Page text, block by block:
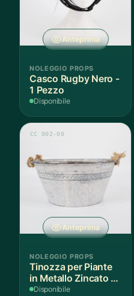
Anteprima
NOLEGGIO PROPS
Casco Rugby Nero -
1 Pezzo
Disponibile
Anteprima
CC 002-00
NOLEGGIO PROPS
Tinozza per Piante
in Metallo Zincato -
1 Pezzo
Disponibile